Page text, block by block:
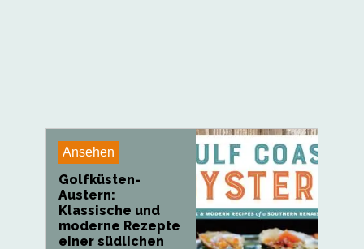
Ansehen
Golfküsten-
Austern:
Klassische und
moderne Rezepte
einer südlichen